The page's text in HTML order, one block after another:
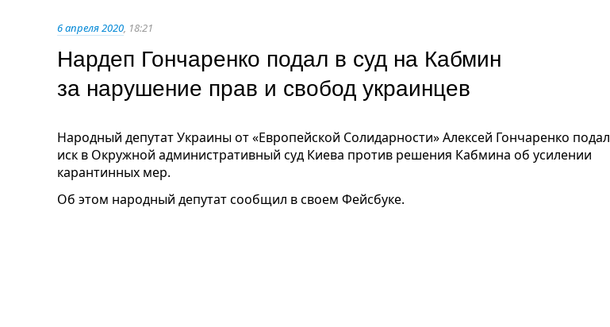
6 апреля 2020, 18:21
Нардеп Гончаренко подал в суд на Кабмин
за нарушение прав и свобод украинцев
Народный депутат Украины от «Европейской Солидарности» Алексей Гончаренко подал
иск в Окружной административный суд Киева против решения Кабмина об усилении
карантинных мер.
Об этом народный депутат сообщил в своем Фейсбуке.